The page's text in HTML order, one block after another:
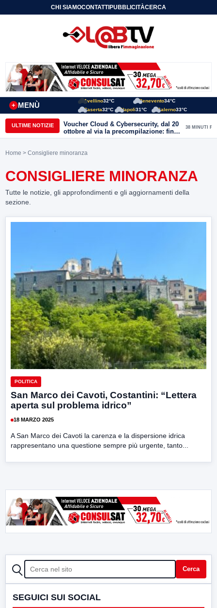
CHI SIAMOCONTATTIPUBBLICITÀCERCA
MENÙ
+
Avellino32°C Benevento34°C
Caserta32°C Napoli31°C Salerno33°C
ULTIME NOTIZIE
Voucher Cloud & Cybersecurity, dal 20
ottobre al via la precompilazione: fino
a 20mila euro a fondo perduto per
38 MINUTI FA
Home > Consigliere minoranza
CONSIGLIERE MINORANZA
Tutte le notizie, gli approfondimenti e gli aggiornamenti della
sezione.
POLITICA
San Marco dei Cavoti, Costantini: “Lettera
aperta sul problema idrico”
18 MARZO 2025
A San Marco dei Cavoti la carenza e la dispersione idrica
rappresentano una questione sempre più urgente, tanto...
CERCA Cerca
SEGUICI SUI SOCIAL